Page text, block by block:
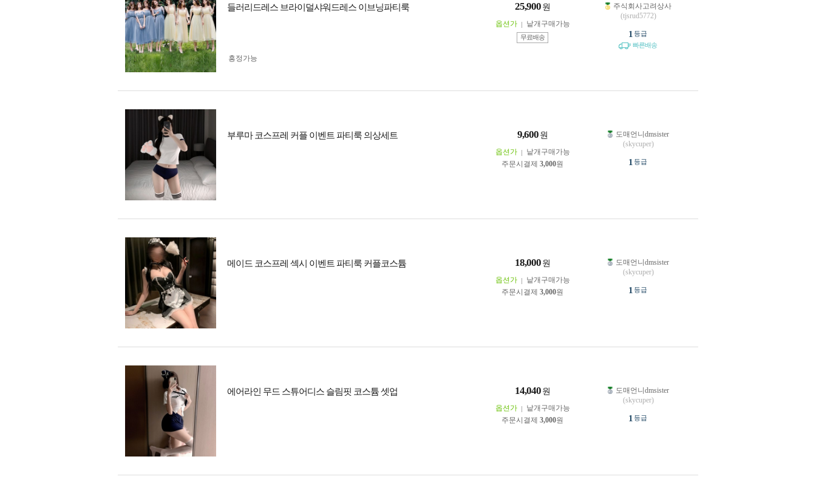
들러리드레스 브라이덜샤워드레스 이브닝파티룩 25,900 원
옵션가 낱개구매가능
무료배송
흥정가능
주식회사고려상사
(tjsrud5772)
1 등급
빠른배송
부루마 코스프레 커플 이벤트 파티룩 의상세트 9,600 원
옵션가
낱개구매가능
주문시결제 3,000원
도매언니dmsister
(skycuper)
1 등급
메이드 코스프레 섹시 이벤트 파티룩 커플코스튬 18,000 원
옵션가
낱개구매가능
주문시결제 3,000원
도매언니dmsister
(skycuper)
1 등급
에어라인 무드 스튜어디스 슬림핏 코스튬 셋업 14,040 원
옵션가
낱개구매가능
주문시결제 3,000원
도매언니dmsister
(skycuper)
1 등급